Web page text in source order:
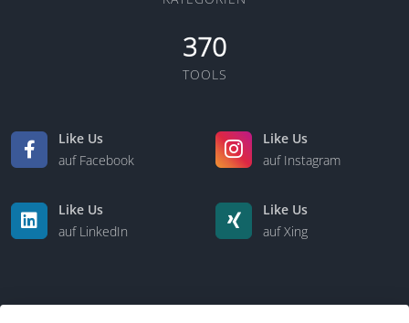
370
TOOLS
Like Us
auf Facebook
Like Us
auf Instagram
Like Us
auf LinkedIn
Like Us
auf Xing